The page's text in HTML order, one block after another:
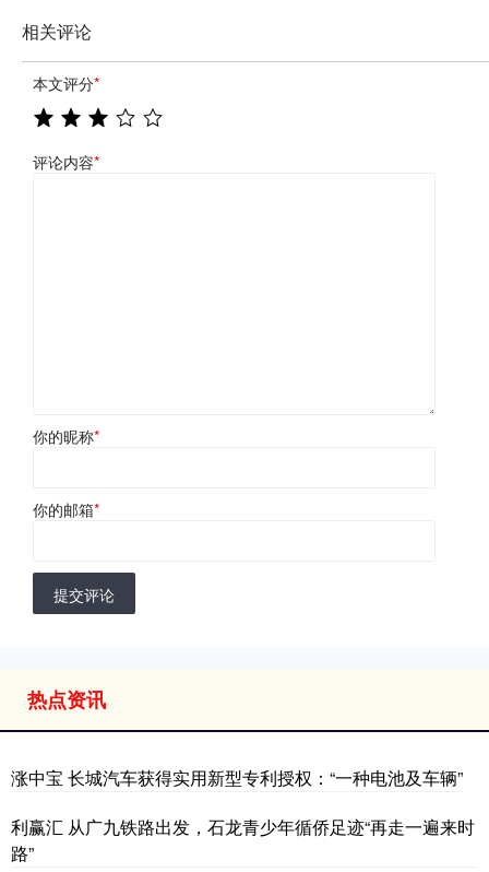
相关评论
本文评分*
评论内容*
你的昵称*
你的邮箱*
提交评论
热点资讯
涨中宝 长城汽车获得实用新型专利授权：“一种电池及车辆”
利赢汇 从广九铁路出发，石龙青少年循侨足迹“再走一遍来时
路”